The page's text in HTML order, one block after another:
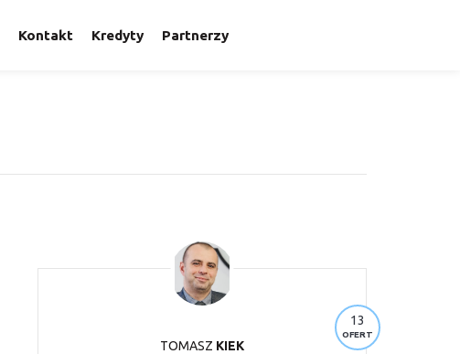
Kontakt Kredyty Partnerzy
13
OFERT
TOMASZ KIEK